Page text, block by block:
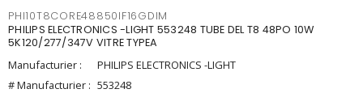
PHI10T8CORE48850IF16GDIM
PHILIPS ELECTRONICS -LIGHT 553248 TUBE DEL T8 48PO 10W
5K120/277/347V VITRE TYPEA
Manufacturier :
PHILIPS ELECTRONICS -LIGHT
# Manufacturier : 553248